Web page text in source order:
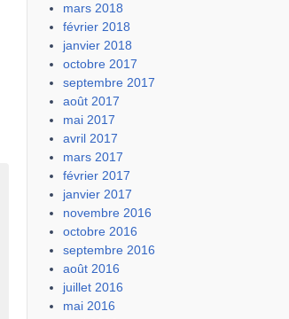
mars 2018
février 2018
janvier 2018
octobre 2017
septembre 2017
août 2017
mai 2017
avril 2017
mars 2017
février 2017
janvier 2017
novembre 2016
octobre 2016
septembre 2016
août 2016
juillet 2016
mai 2016